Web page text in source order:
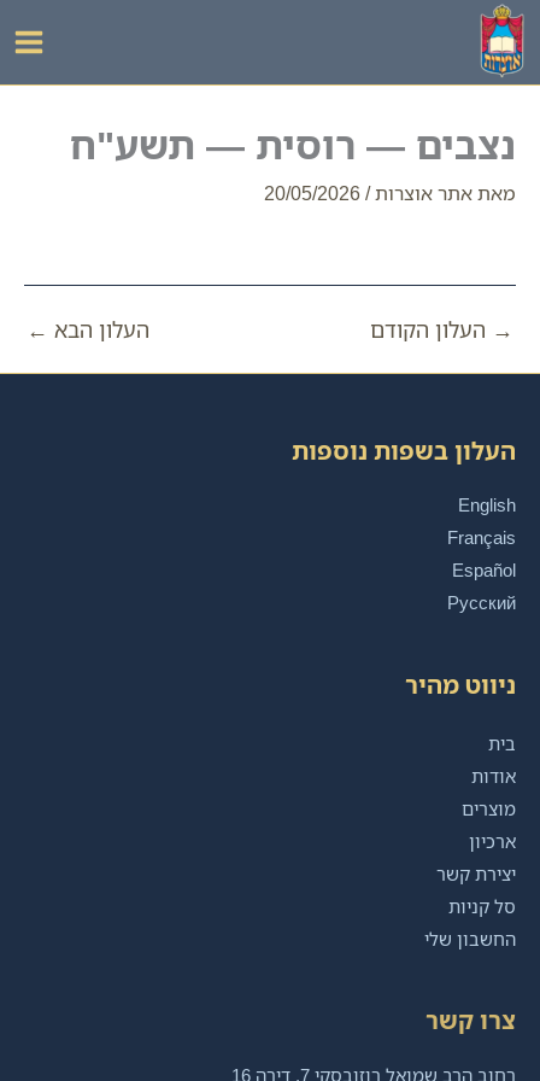
דילוג
לתוכן
נצבים — רוסית — תשע"ח
מאתאתר אוצרות/
20/05/2026
→ העלון הקודם העלון הבא ←
העלון בשפות נוספות
English
Français
Español
Русский
ניווט מהיר
בית
אודות
מוצרים
ארכיון
יצירת קשר
סל קניות
החשבון שלי
צרו קשר
רחוב הרב שמואל רוזובסקי 7, דירה 16